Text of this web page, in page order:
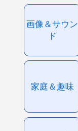
画像＆サウン
ド
家庭＆趣味